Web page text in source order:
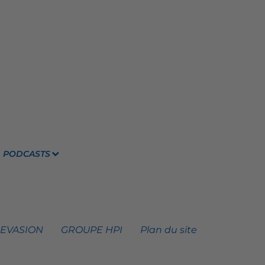
PODCASTS
GROUPE HPI Plan du site